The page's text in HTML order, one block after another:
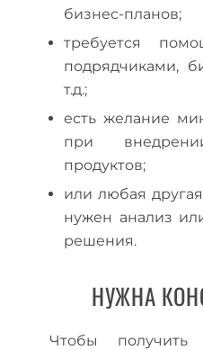
бизнес-планов;
требуется
подрядчиками,
т.д.;
есть желание
при
продуктов;
или любая
нужен анализ
решения.
НУЖНА
Чтобы получить